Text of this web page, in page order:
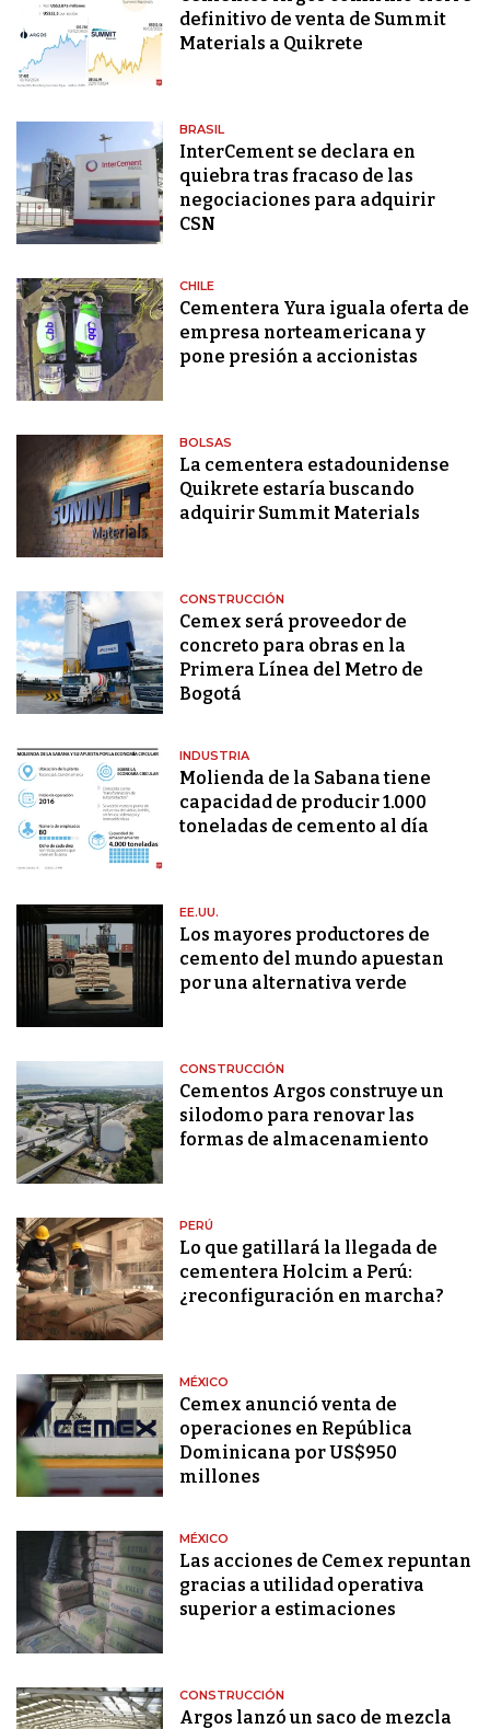
definitivo de venta de Summit
Materials a Quikrete
BRASIL
InterCement se declara en
quiebra tras fracaso de las
negociaciones para adquirir
CSN
CHILE
Cementera Yura iguala oferta de
empresa norteamericana y
pone presión a accionistas
BOLSAS
La cementera estadounidense
Quikrete estaría buscando
adquirir Summit Materials
CONSTRUCCIÓN
Cemex será proveedor de
concreto para obras en la
Primera Línea del Metro de
Bogotá
INDUSTRIA
Molienda de la Sabana tiene
capacidad de producir 1.000
toneladas de cemento al día
EE.UU.
Los mayores productores de
cemento del mundo apuestan
por una alternativa verde
CONSTRUCCIÓN
Cementos Argos construye un
silodomo para renovar las
formas de almacenamiento
PERÚ
Lo que gatillará la llegada de
cementera Holcim a Perú:
¿reconfiguración en marcha?
MÉXICO
Cemex anunció venta de
operaciones en República
Dominicana por US$950
millones
MÉXICO
Las acciones de Cemex repuntan
gracias a utilidad operativa
superior a estimaciones
CONSTRUCCIÓN
Argos lanzó un saco de mezcla